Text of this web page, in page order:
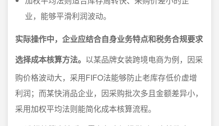
业，能够平滑利润波动。
实际操作中，企业应结合自身业务特点和税务合规要求
选择成本核算方法。 以某品牌女装跨境电商为例，因采
购价格波动大，采用FIFO法能够防止老库存低价虚增
利润；而某快消品企业，因采购批次多且金额差异小，
采用加权平均法则能简化成本核算流程。